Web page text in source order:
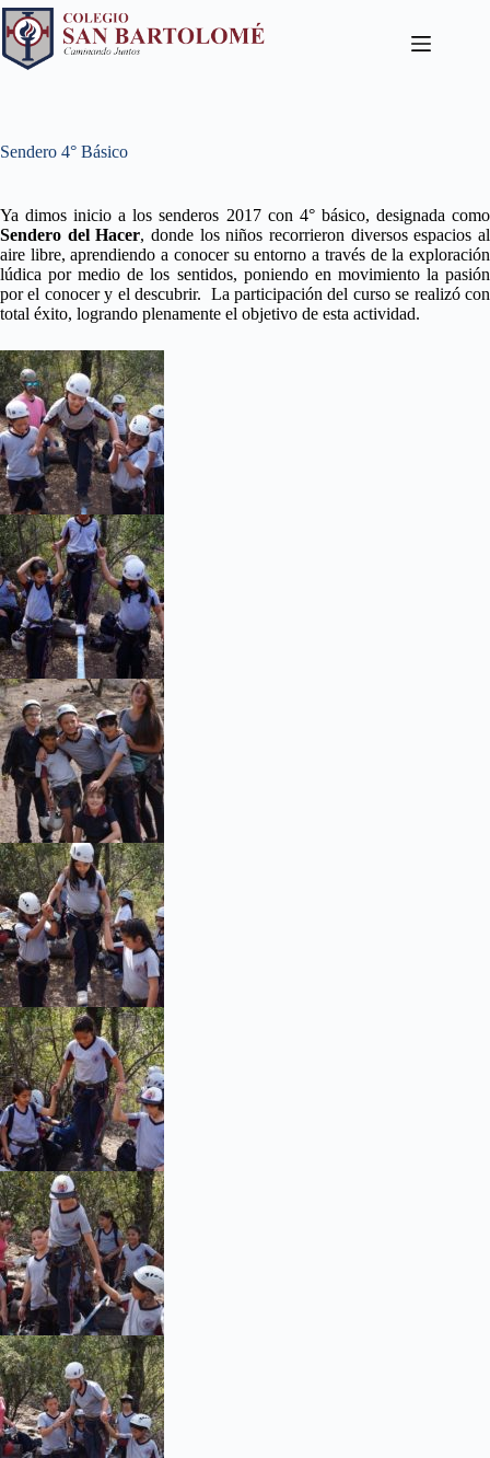
Sendero 4° Básico
Ya dimos inicio a los senderos 2017 con 4° básico, designada como
Sendero del Hacer, donde los niños recorrieron diversos espacios al
aire libre, aprendiendo a conocer su entorno a través de la exploración
lúdica por medio de los sentidos, poniendo en movimiento la pasión
por el conocer y el descubrir. La participación del curso se realizó con
total éxito, logrando plenamente el objetivo de esta actividad.